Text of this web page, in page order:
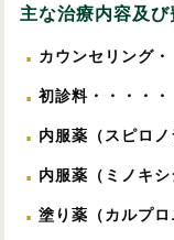
主な治療内容及び
カウンセリング・
初診料・・・・・
内服薬（スピロノ
内服薬（ミノキシ
塗り薬（カルプロ